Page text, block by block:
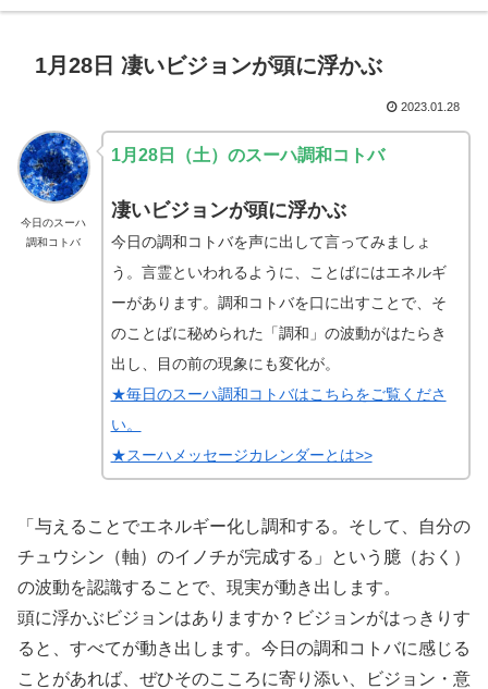
1月28日 凄いビジョンが頭に浮かぶ
2023.01.28
今日のスーハ
調和コトバ
1月28日（土）のスーハ調和コトバ
凄いビジョンが頭に浮かぶ
今日の調和コトバを声に出して言ってみましょ
う。言霊といわれるように、ことばにはエネルギ
ーがあります。調和コトバを口に出すことで、そ
のことばに秘められた「調和」の波動がはたらき
出し、目の前の現象にも変化が。
★毎日のスーハ調和コトバはこちらをご覧くださ
い。
★スーハメッセージカレンダーとは>>
「与えることでエネルギー化し調和する。そして、自分の
チュウシン（軸）のイノチが完成する」という臆（おく）
の波動を認識することで、現実が動き出します。
頭に浮かぶビジョンはありますか？ビジョンがはっきりす
ると、すべてが動き出します。今日の調和コトバに感じる
ことがあれば、ぜひそのこころに寄り添い、ビジョン・意